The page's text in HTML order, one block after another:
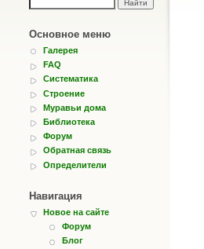
Основное меню
Галерея
FAQ
Систематика
Строение
Муравьи дома
Библиотека
Форум
Обратная связь
Определители
Навигация
Новое на сайте
Форум
Блог